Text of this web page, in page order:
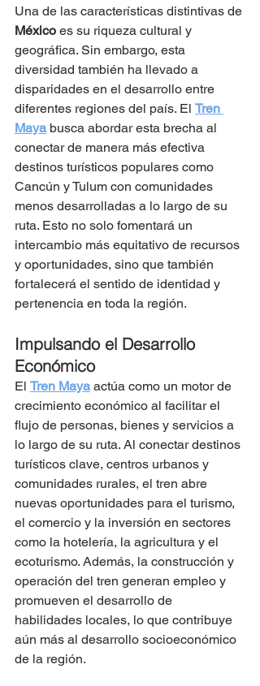
Una de las características distintivas de
México es su riqueza cultural y
geográfica. Sin embargo, esta
diversidad también ha llevado a
disparidades en el desarrollo entre
diferentes regiones del país. El Tren
Maya busca abordar esta brecha al
conectar de manera más efectiva
destinos turísticos populares como
Cancún y Tulum con comunidades
menos desarrolladas a lo largo de su
ruta. Esto no solo fomentará un
intercambio más equitativo de recursos
y oportunidades, sino que también
fortalecerá el sentido de identidad y
pertenencia en toda la región.
Impulsando el Desarrollo
Económico
El Tren Maya actúa como un motor de
crecimiento económico al facilitar el
flujo de personas, bienes y servicios a
lo largo de su ruta. Al conectar destinos
turísticos clave, centros urbanos y
comunidades rurales, el tren abre
nuevas oportunidades para el turismo,
el comercio y la inversión en sectores
como la hotelería, la agricultura y el
ecoturismo. Además, la construcción y
operación del tren generan empleo y
promueven el desarrollo de
habilidades locales, lo que contribuye
aún más al desarrollo socioeconómico
de la región.